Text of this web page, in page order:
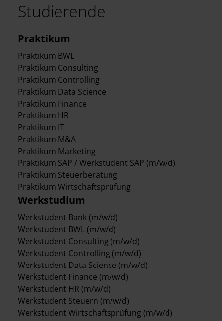
Studierende
Praktikum
Praktikum BWL
Praktikum Consulting
Praktikum Controlling
Praktikum Data Science
Praktikum Finance
Praktikum HR
Praktikum IT
Praktikum M&A
Praktikum Marketing
Praktikum SAP / Werkstudent SAP (m/w/d)
Praktikum Steuerberatung
Praktikum Wirtschaftsprüfung
Werkstudium
Werkstudent Bank (m/w/d)
Werkstudent BWL (m/w/d)
Werkstudent Consulting (m/w/d)
Werkstudent Controlling (m/w/d)
Werkstudent Data Science (m/w/d)
Werkstudent Finance (m/w/d)
Werkstudent HR (m/w/d)
Werkstudent Steuern (m/w/d)
Werkstudent Wirtschaftsprüfung (m/w/d)